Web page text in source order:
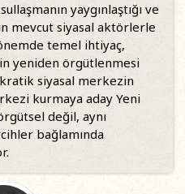
yaygınlaştığı ve
mevcut siyasal aktörlerle
temel ihtiyaç,
yeniden örgütlenmesi
siyasal merkezin
kurmaya aday Yeni
değil, aynı
bağlamında